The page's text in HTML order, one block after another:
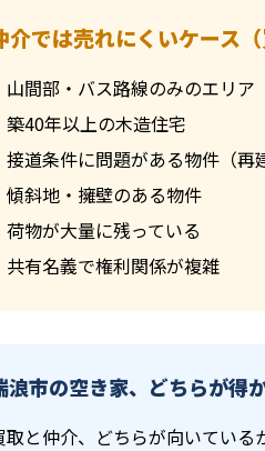
介では売れにくいケース（
山間部・バス路線のみのエリア
築40年以上の木造住宅
接道条件に問題がある物件（再
傾斜地・擁壁のある物件
荷物が大量に残っている
共有名義で権利関係が複雑
浪市の空き家、どちらが得
取と仲介、どちらが向いてい